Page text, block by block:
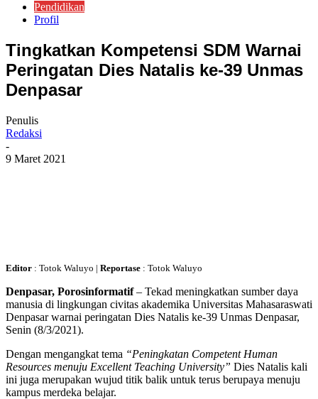
Pendidikan
Profil
Tingkatkan Kompetensi SDM Warnai
Peringatan Dies Natalis ke-39 Unmas
Denpasar
Penulis
Redaksi
-
9 Maret 2021
Editor : Totok Waluyo | Reportase : Totok Waluyo
Denpasar, Porosinformatif– Tekad meningkatkan sumber daya
manusia di lingkungan civitas akademika Universitas Mahasaraswati
Denpasar warnai peringatan Dies Natalis ke-39 Unmas Denpasar,
Senin (8/3/2021).
Dengan mengangkat tema “Peningkatan Competent Human
Resources menuju Excellent Teaching University” Dies Natalis kali
ini juga merupakan wujud titik balik untuk terus berupaya menuju
kampus merdeka belajar.